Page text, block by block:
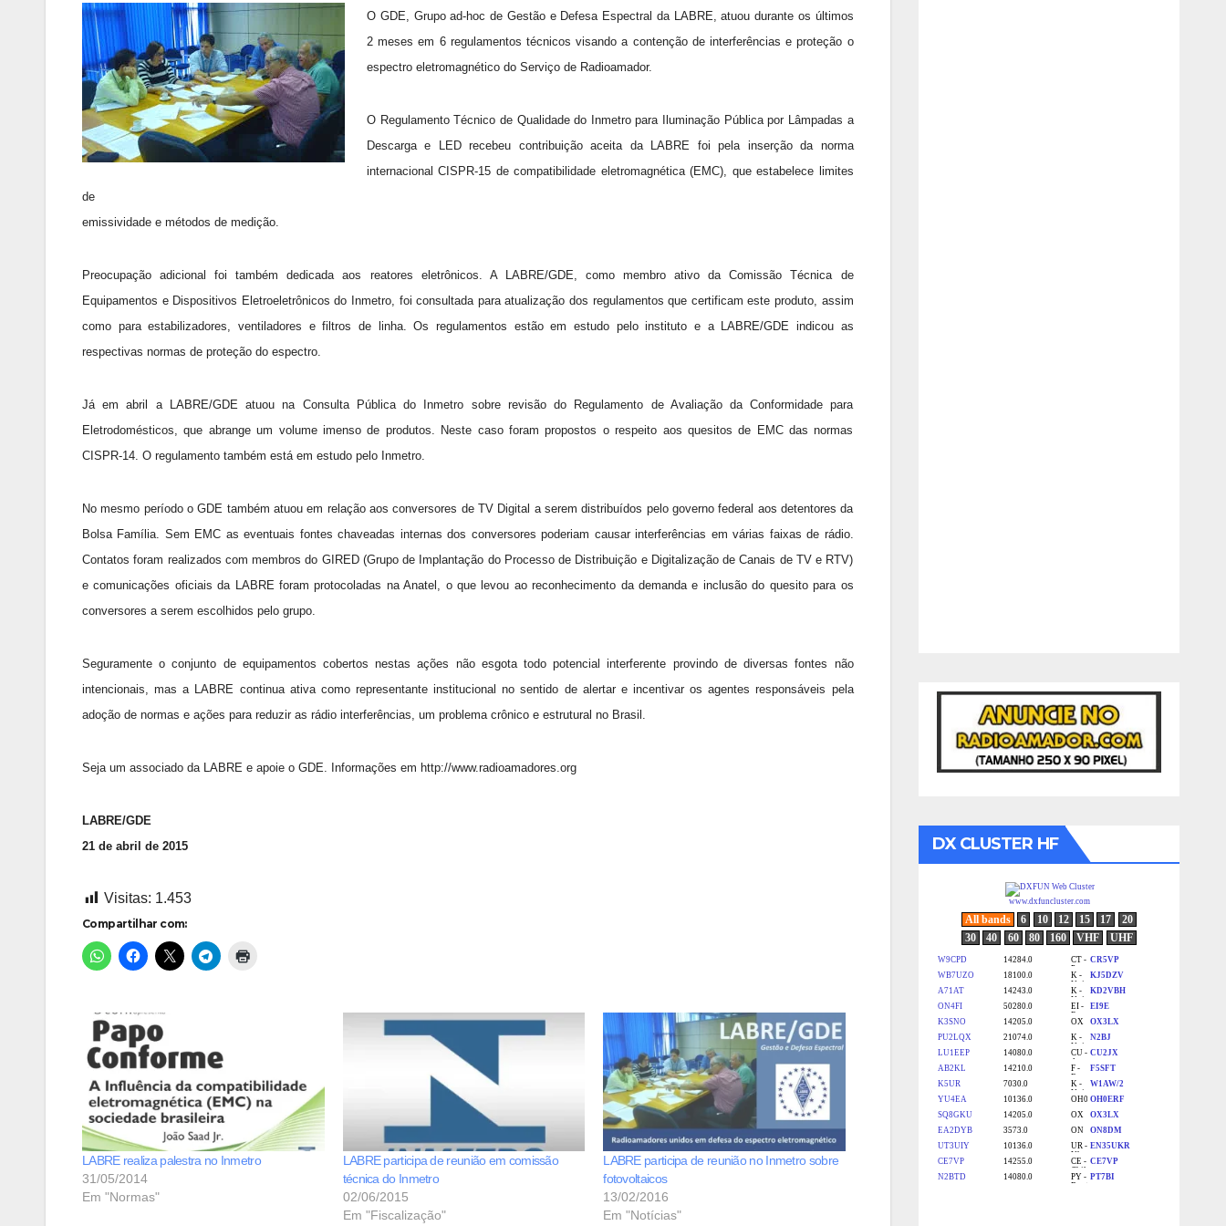
O GDE, Grupo ad-hoc de Gestão e Defesa Espectral da LABRE, atuou durante os últimos
2 meses em 6 regulamentos técnicos visando a contenção de interferências e proteção o
espectro eletromagnético do Serviço de Radioamador.
O Regulamento Técnico de Qualidade do Inmetro para Iluminação Pública por Lâmpadas a
Descarga e LED recebeu contribuição aceita da LABRE foi pela inserção da norma
internacional CISPR-15 de compatibilidade eletromagnética (EMC), que estabelece limites
de
emissividade e métodos de medição.
Preocupação adicional foi também dedicada aos reatores eletrônicos. A LABRE/GDE, como membro ativo da Comissão Técnica de
Equipamentos e Dispositivos Eletroeletrônicos do Inmetro, foi consultada para atualização dos regulamentos que certificam este produto, assim
como para estabilizadores, ventiladores e filtros de linha. Os regulamentos estão em estudo pelo instituto e a LABRE/GDE indicou as
respectivas normas de proteção do espectro.
Já em abril a LABRE/GDE atuou na Consulta Pública do Inmetro sobre revisão do Regulamento de Avaliação da Conformidade para
Eletrodomésticos, que abrange um volume imenso de produtos. Neste caso foram propostos o respeito aos quesitos de EMC das normas
CISPR-14. O regulamento também está em estudo pelo Inmetro.
No mesmo período o GDE também atuou em relação aos conversores de TV Digital a serem distribuídos pelo governo federal aos detentores da
Bolsa Família. Sem EMC as eventuais fontes chaveadas internas dos conversores poderiam causar interferências em várias faixas de rádio.
Contatos foram realizados com membros do GIRED (Grupo de Implantação do Processo de Distribuição e Digitalização de Canais de TV e RTV)
e comunicações oficiais da LABRE foram protocoladas na Anatel, o que levou ao reconhecimento da demanda e inclusão do quesito para os
conversores a serem escolhidos pelo grupo.
Seguramente o conjunto de equipamentos cobertos nestas ações não esgota todo potencial interferente provindo de diversas fontes não
intencionais, mas a LABRE continua ativa como representante institucional no sentido de alertar e incentivar os agentes responsáveis pela
adoção de normas e ações para reduzir as rádio interferências, um problema crônico e estrutural no Brasil.
Seja um associado da LABRE e apoie o GDE. Informações em http://www.radioamadores.org
LABRE/GDE
21 de abril de 2015
Visitas: 1.453
Compartilhar com:
LABRE realiza palestra no Inmetro‏
31/05/2014
Em "Normas"
LABRE participa de reunião em comissão
técnica do Inmetro
02/06/2015
Em "Fiscalização"
LABRE participa de reunião no Inmetro sobre
fotovoltaicos
13/02/2016
Em "Notícias"
DX CLUSTER HF